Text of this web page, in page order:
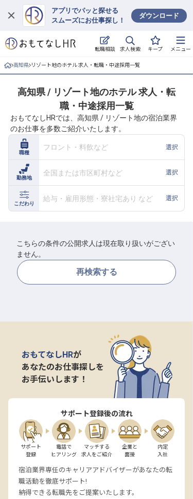
アプリでパッと探せる
スムーズにお仕事探し！
ダウンロード
転職相談 求人検索 キープ メニュー
ログイン
求人・施設を探す
就職・転職 合同説明会
おもてなしHRについて
ご利用の流れ
よくある質問
ホテル・宿泊業界情報コラム
無料 転職サポートに申し込む
採用をお考えの企業様へ
高知県 リゾート地のホテル 求人・転職・中途採用一覧
高知県 / リゾート地のホテル 求人・転
職・中途採用一覧
おもてなしHRでは、高知県 / リゾート地の宿泊業界
のお仕事を多数ご紹介いたします。
職種
フロント・料飲など 選択
勤務地
全国または市区町村など 選択
こだわり
給与・雇用形態・寮社宅あり など 選択
こちらの条件の公開求人は現在取り扱いがござい
ません。
再検索する
おもてなしHRが
あなたのお仕事探しを
お手伝いします！
サポート登録後の流れ
サポート
登録
電話で
ヒアリング
マッチする
求人をご紹介
企業と
面接
内定
入社
宿泊業界専任のキャリアアドバイザーがあなたの転
職活動を徹底サポート!
納得できる転職先をご提案いたします。